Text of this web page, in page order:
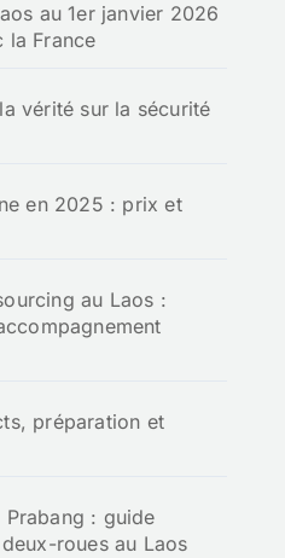
au 1er janvier 2026
la France
vérité sur la sécurité
en 2025 : prix et
au Laos :
préparation et
: guide
roues au Laos